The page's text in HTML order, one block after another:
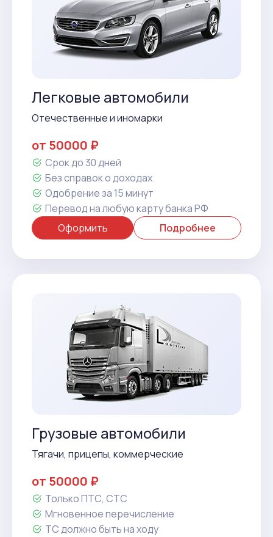
Легковые автомобили
Отечественные и иномарки
от 50000 ₽
Срок до 30 дней
Без справок о доходах
Одобрение за 15 минут
Перевод на любую карту банка РФ
Оформить
Подробнее
Грузовые автомобили
Тягачи, прицепы, коммерческие
от 50000 ₽
Только ПТС, СТС
Мгновенное перечисление
ТС должно быть на ходу